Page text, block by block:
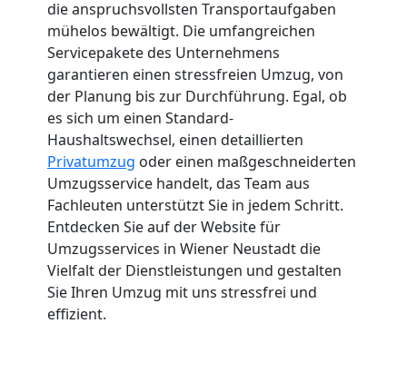
die anspruchsvollsten Transportaufgaben
mühelos bewältigt. Die umfangreichen
Servicepakete des Unternehmens
garantieren einen stressfreien Umzug, von
der Planung bis zur Durchführung. Egal, ob
es sich um einen Standard-
Haushaltswechsel, einen detaillierten
Privatumzug oder einen maßgeschneiderten
Umzugsservice handelt, das Team aus
Fachleuten unterstützt Sie in jedem Schritt.
Entdecken Sie auf der Website für
Umzugsservices in Wiener Neustadt die
Vielfalt der Dienstleistungen und gestalten
Sie Ihren Umzug mit uns stressfrei und
effizient.